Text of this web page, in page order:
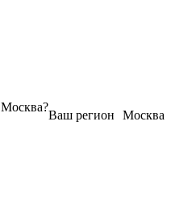
Москва
Ваш регион
Москва?